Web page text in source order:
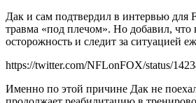
Дак и сам подтвердил в интервью для
травма «под плечом». Но добавил, что
осторожность и следит за ситуацией
https://twitter.com/NFLonFOX/status/
Именно по этой причине Дак не